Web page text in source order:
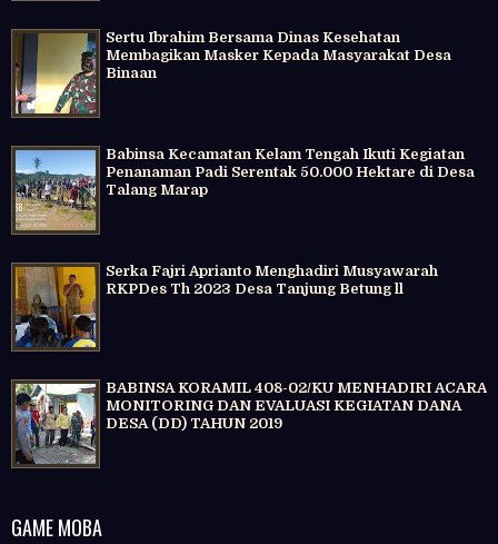
Sertu Ibrahim Bersama Dinas Kesehatan
Membagikan Masker Kepada Masyarakat Desa
Binaan
Babinsa Kecamatan Kelam Tengah Ikuti Kegiatan
Penanaman Padi Serentak 50.000 Hektare di Desa
Talang Marap
Serka Fajri Aprianto Menghadiri Musyawarah
RKPDes Th 2023 Desa Tanjung Betung ll
BABINSA KORAMIL 408-02/KU MENHADIRI ACARA
MONITORING DAN EVALUASI KEGIATAN DANA
DESA (DD) TAHUN 2019
GAME MOBA